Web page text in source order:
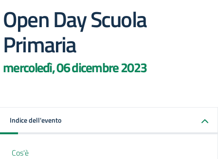
Open Day Scuola
Primaria
mercoledì, 06 dicembre 2023
Indice dell'evento
Cos'è